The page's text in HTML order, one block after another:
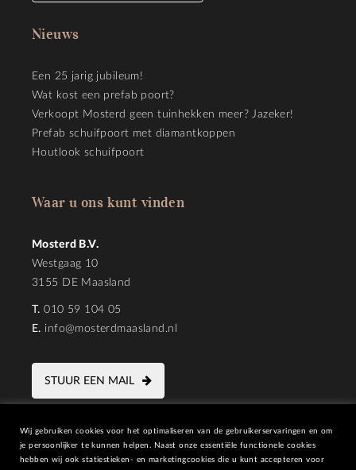
Nieuws
Een 25 jarig jubileum!
Wat kost een prefab poort?
Verkoopt Mosterd geen tuinhekken meer? Jazeker!
Prefab schuifpoort met diamantkoppen
Houtlook schuifpoort
Waar u ons kunt vinden
Mosterd B.V.
Westgaag 10
3155 DE Maasland
T. 010 59 104 05
E. info@mosterdmaasland.nl
STUUR EEN MAIL
Wij gebruiken cookies voor het optimaliseren van de gebruikerservaringen en om
je persoonlijker te kunnen helpen. Naast onze essentiële functionele cookies
hebben wij ook statiestieken- en marketingcookies die u kunt accepteren voor